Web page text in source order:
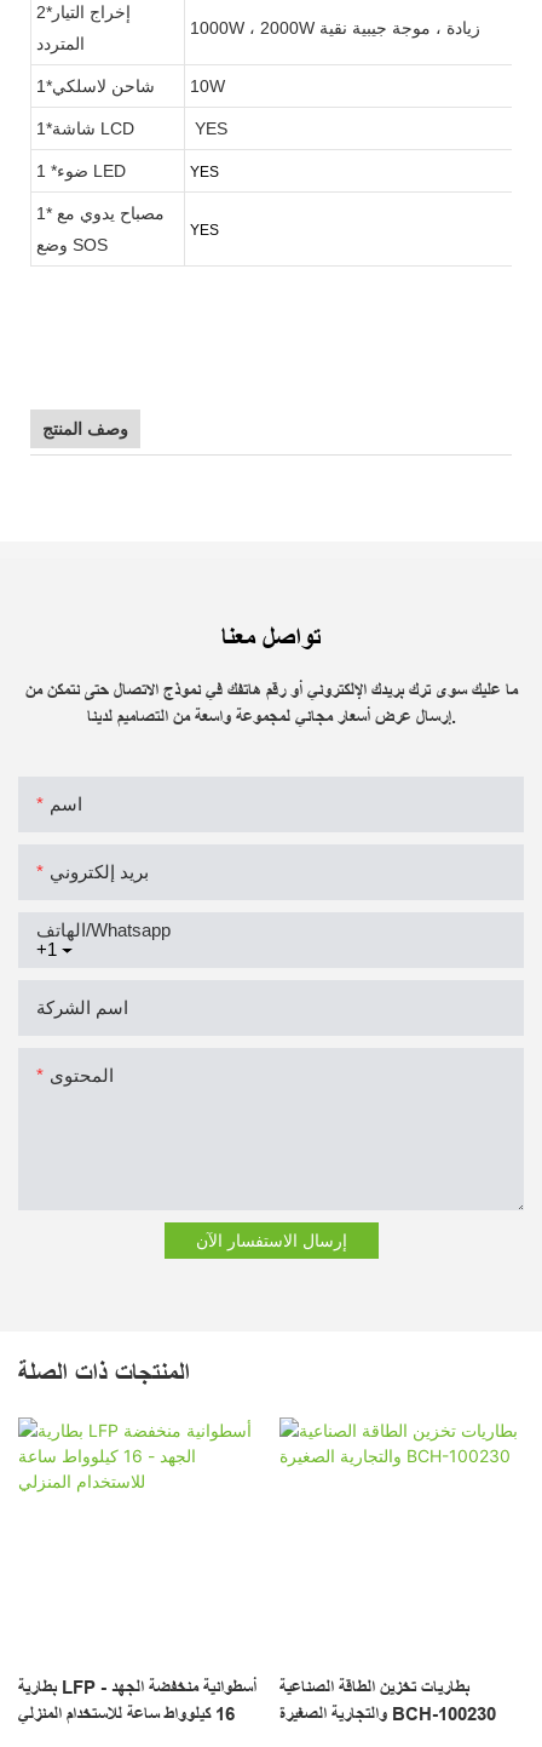
2*إخراج التيار
1000W ، 2000W زيادة ، موجة جيبية نقية
1*شاحن لاسلكي 10W
1*شاشة LCD YES
1 *ضوء LED YES
1* مصباح يدوي مع
وضع SOS
YES
وصف المنتج
تواصل معنا
ما عليك سوى ترك بريدك الإلكتروني أو رقم هاتفك في نموذج الاتصال حتى نتمكن من
إرسال عرض أسعار مجاني لمجموعة واسعة من التصاميم لدينا.
اسم
بريد إلكتروني
+1
الهاتف/whatsapp
اسم الشركة
المحتوى
إرسال الاستفسار الآن
المنتجات ذات الصلة
بطارية LFP أسطوانية منخفضة الجهد -
16 كيلوواط ساعة للاستخدام المنزلي
بطاريات تخزين الطاقة الصناعية
والتجارية الصغيرة BCH-100230